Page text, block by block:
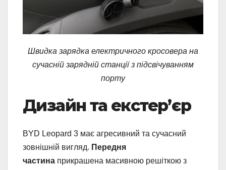
Швидка зарядка електричного кросовера на
сучасній зарядній станції з підсвічуванням
порту
Дизайн та екстер’єр
BYD Leopard 3 має агресивний та сучасний
зовнішній вигляд. Передня
частина прикрашена масивною решіткою з